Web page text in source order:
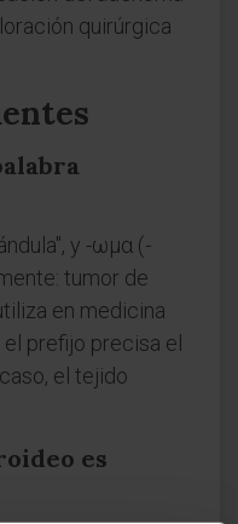
quirúrgica
y -ωμα (-
tumor de
en medicina
prefijo precisa el
el tejido
es